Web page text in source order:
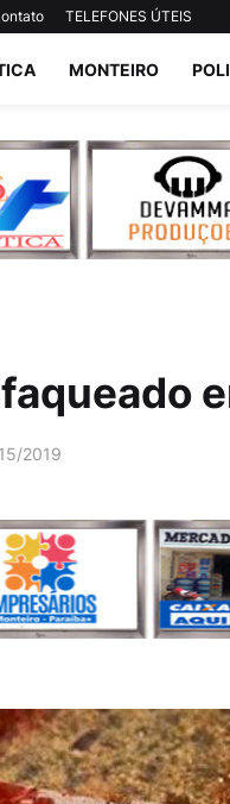
TELEFONES ÚTEIS
MONTEIRO
2019